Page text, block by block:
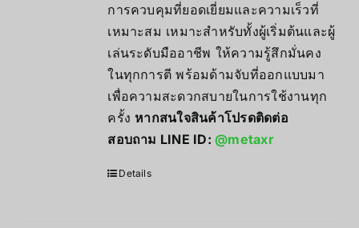
การควบคุมที่ยอดเยี่ยมและความเร็วที่
เหมาะสม เหมาะสำหรับทั้งผู้เริ่มต้นและผู้
เล่นระดับมืออาชีพ ให้ความรู้สึกมั่นคง
ในทุกการตี พร้อมด้ามจับที่ออกแบบมา
เพื่อความสะดวกสบายในการใช้งานทุก
ครั้ง หากสนใจสินค้าโปรดติดต่อ
สอบถาม LINE ID:@metaxr
Details